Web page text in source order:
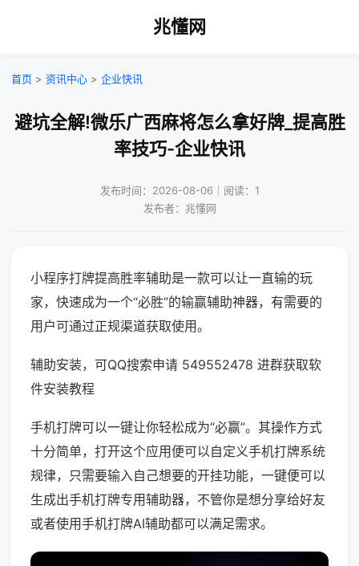
兆懂网
首页 > 资讯中心 > 企业快讯
避坑全解!微乐广西麻将怎么拿好牌_提高胜
率技巧-企业快讯
发布时间：2026-08-06｜阅读：1
发布者：兆懂网
小程序打牌提高胜率辅助是一款可以让一直输的玩
家，快速成为一个“必胜”的输赢辅助神器，有需要的
用户可通过正规渠道获取使用。
辅助安装，可QQ搜索申请 549552478 进群获取软
件安装教程
手机打牌可以一键让你轻松成为“必赢”。其操作方式
十分简单，打开这个应用便可以自定义手机打牌系统
规律，只需要输入自己想要的开挂功能，一键便可以
生成出手机打牌专用辅助器，不管你是想分享给好友
或者使用手机打牌AI辅助都可以满足需求。